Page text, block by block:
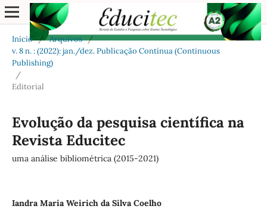
Início / Arquivos /
v. 8 n. : (2022): jan./dez. Publicação Contínua (Continuous
Publishing)
/
Editorial
Evolução da pesquisa científica na
Revista Educitec
uma análise bibliométrica (2015-2021)
Iandra Maria Weirich da Silva Coelho